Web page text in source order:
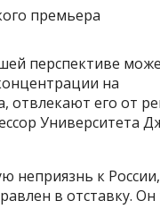
перспективе
на
отвлекают его от
Университета
неприязнь к
в отставку. Он